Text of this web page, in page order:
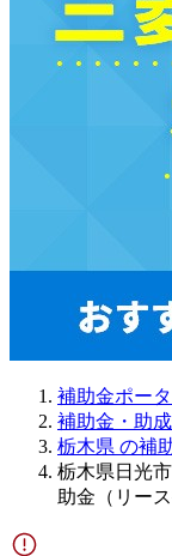
補助金ポー
補助金・助
栃木県 の補
栃木県日光
助金（リー